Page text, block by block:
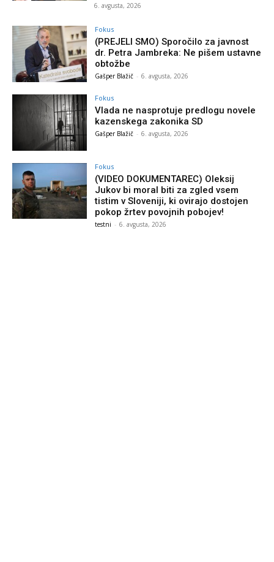
6. avgusta, 2026
Fokus
(PREJELI SMO) Sporočilo za javnost
dr. Petra Jambreka: Ne pišem ustavne
obtožbe
Gašper Blažič - 6. avgusta, 2026
Fokus
Vlada ne nasprotuje predlogu novele
kazenskega zakonika SD
Gašper Blažič - 6. avgusta, 2026
Fokus
(VIDEO DOKUMENTAREC) Oleksij
Jukov bi moral biti za zgled vsem
tistim v Sloveniji, ki ovirajo dostojen
pokop žrtev povojnih pobojev!
testni - 6. avgusta, 2026